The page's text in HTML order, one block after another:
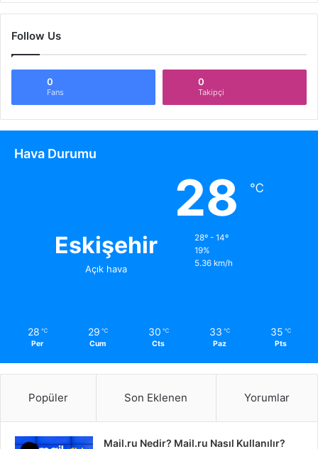
Follow Us
0
Fans
0
Takipçi
Hava Durumu
Eskişehir
Açık hava
28 ℃
28º - 14º
19%
5.36 km/h
28 ℃
Per
29 ℃
Cum
30 ℃
Cts
33 ℃
Paz
35 ℃
Pts
Popüler Son Eklenen Yorumlar
Mail.ru Nedir? Mail.ru Nasıl Kullanılır?